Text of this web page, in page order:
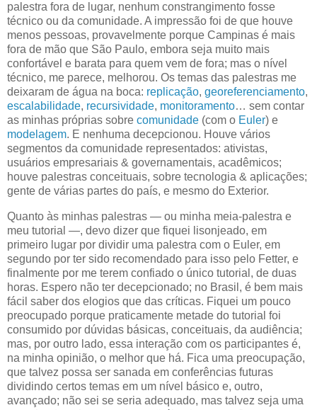
palestra fora de lugar, nenhum constrangimento fosse
técnico ou da comunidade. A impressão foi de que houve
menos pessoas, provavelmente porque Campinas é mais
fora de mão que São Paulo, embora seja muito mais
confortável e barata para quem vem de fora; mas o nível
técnico, me parece, melhorou. Os temas das palestras me
deixaram de água na boca: replicação, georeferenciamento,
escalabilidade, recursividade, monitoramento… sem contar
as minhas próprias sobre comunidade (com o Euler) e
modelagem. E nenhuma decepcionou. Houve vários
segmentos da comunidade representados: ativistas,
usuários empresariais & governamentais, acadêmicos;
houve palestras conceituais, sobre tecnologia & aplicações;
gente de várias partes do país, e mesmo do Exterior.
Quanto às minhas palestras — ou minha meia-palestra e
meu tutorial —, devo dizer que fiquei lisonjeado, em
primeiro lugar por dividir uma palestra com o Euler, em
segundo por ter sido recomendado para isso pelo Fetter, e
finalmente por me terem confiado o único tutorial, de duas
horas. Espero não ter decepcionado; no Brasil, é bem mais
fácil saber dos elogios que das críticas. Fiquei um pouco
preocupado porque praticamente metade do tutorial foi
consumido por dúvidas básicas, conceituais, da audiência;
mas, por outro lado, essa interação com os participantes é,
na minha opinião, o melhor que há. Fica uma preocupação,
que talvez possa ser sanada em conferências futuras
dividindo certos temas em um nível básico e, outro,
avançado; não sei se seria adequado, mas talvez seja uma